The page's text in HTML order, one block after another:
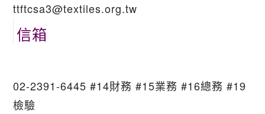
ttftcsa3@textiles.org.tw
信箱
02-2391-6445 #14財務 #15業務 #16總務 #19
檢驗